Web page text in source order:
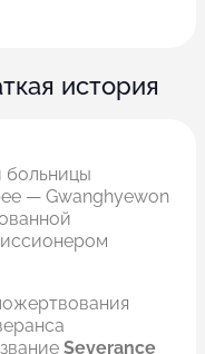
история
больницы
— Gwanghyewon
Severance